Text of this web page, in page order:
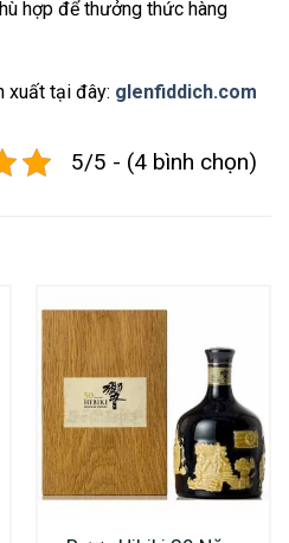
hợp để thưởng thức hàng
xuất tại đây: glenfiddich.com
5/5 - (4 bình chọn)